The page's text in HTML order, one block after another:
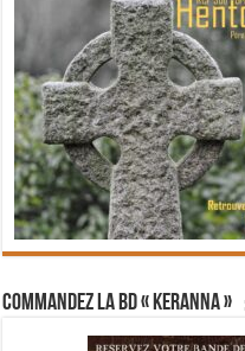
Commandez la BD « Keranna »